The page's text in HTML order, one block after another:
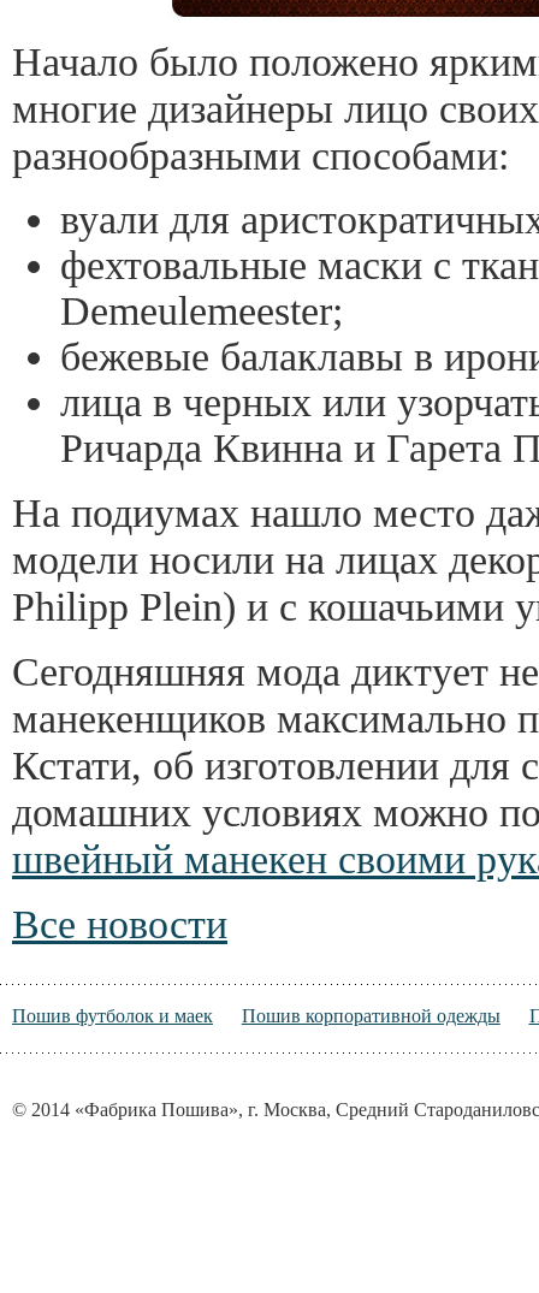
Начало было положено
многие дизайнеры лицо
разнообразными способами:
вуали для
фехтовальные маски с
Demeulemeester;
бежевые балаклавы в
лица в черных или
Ричарда Квинна и Гарета
На подиумах нашло место
модели носили на лицах
Philipp Plein) и с кошачьими
Сегодняшняя мода диктует
манекенщиков максимально
Кстати, об изготовлении для
домашних условиях можно
швейный манекен своими
Все новости
Пошив футболок и маек Пошив корпоративной одежды
© 2014 «Фабрика Пошива», г. Москва, Средний